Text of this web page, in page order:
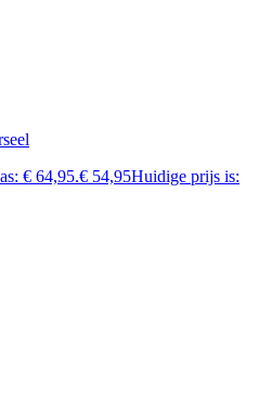
€ 64,95.€ 54,95Huidige prijs is: